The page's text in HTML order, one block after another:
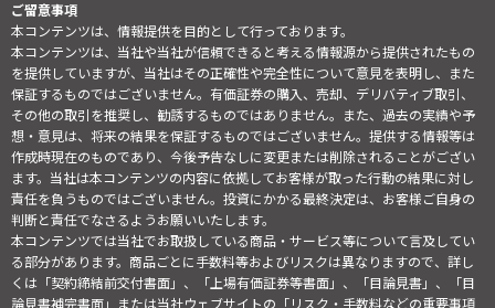
ご留意事項
本コンテンツは、情報提供を目的として行っております。
本コンテンツは、当社や当社が信頼できると考える情報源から提供されたもの
を提供していますが、当社はその正確性や完全性について意見を表明し、また
保証するものではございません。有価証券の購入、売却、デリバティブ取引、
その他の取引を推奨し、勧誘するものではありません。また、過去の実績や予
想・意見は、将来の結果を保証するものではございません。提供する情報等は
作成時現在のものであり、今後予告なしに変更または削除されることがござい
ます。当社は本コンテンツの内容に依拠してお客様が取った行動の結果に対し
責任を負うものではございません。投資にかかる最終決定は、お客様ご自身の
判断と責任でなさるようお願いいたします。
本コンテンツでは当社でお取扱している商品・サービス等について言及してい
る部分があります。商品ごとに手数料等およびリスクは異なりますので、詳し
くは「契約締結前交付書面」、「上場有価証券等書面」、「目論見書」、「目